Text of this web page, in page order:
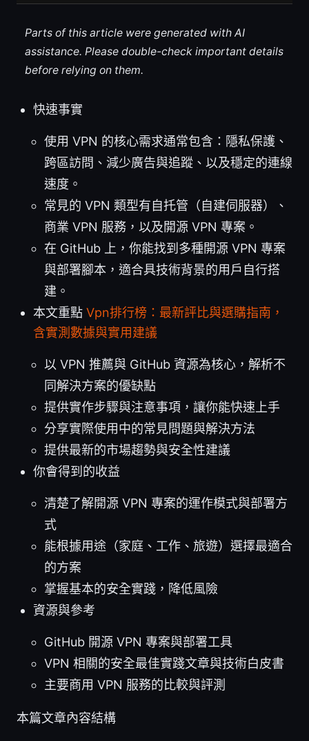
Parts of this article were generated with AI
assistance. Please double-check important details
before relying on them.
快速事實
使用 VPN 的核心需求通常包含：隱私保護、
跨區訪問、減少廣告與追蹤、以及穩定的連線
速度。
常見的 VPN 類型有自托管（自建伺服器）、
商業 VPN 服務，以及開源 VPN 專案。
在 GitHub 上，你能找到多種開源 VPN 專案
與部署腳本，適合具技術背景的用戶自行搭
建。
本文重點 Vpn排行榜：最新評比與選購指南，
含實測數據與實用建議
以 VPN 推薦與 GitHub 資源為核心，解析不
同解決方案的優缺點
提供實作步驟與注意事項，讓你能快速上手
分享實際使用中的常見問題與解決方法
提供最新的市場趨勢與安全性建議
你會得到的收益
清楚了解開源 VPN 專案的運作模式與部署方
式
能根據用途（家庭、工作、旅遊）選擇最適合
的方案
掌握基本的安全實踐，降低風險
資源與參考
GitHub 開源 VPN 專案與部署工具
VPN 相關的安全最佳實踐文章與技術白皮書
主要商用 VPN 服務的比較與評測
本篇文章內容結構